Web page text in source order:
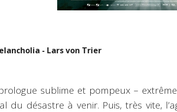
- Lars von Trier
sublime et pompeux –
du désastre à venir. Puis, très vite,